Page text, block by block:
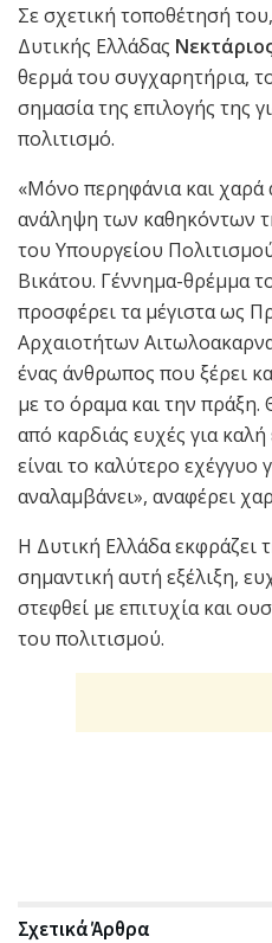
Σε σχετική τοποθέτησή
Δυτικής Ελλάδας
θερμά του συγχαρητήρια,
σημασία της επιλογής της
πολιτισμό.
«Μόνο περηφάνια και χαρά
ανάληψη των καθηκόντων
του Υπουργείου
Βικάτου. Γέννημα-θρέμμα
προσφέρει τα μέγιστα ως
Αρχαιοτήτων
ένας άνθρωπος που ξέρει
με το όραμα και την
από καρδιάς ευχές για
είναι το καλύτερο εχέγγυο
αναλαμβάνει», αναφέρει
Η Δυτική Ελλάδα εκφράζει
σημαντική αυτή εξέλιξη,
στεφθεί με επιτυχία και
του πολιτισμού.
ΣχετικάΆρθρα